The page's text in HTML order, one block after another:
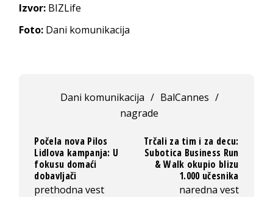
Izvor: BIZLife
Foto: Dani komunikacija
Dani komunikacija / BalCannes /
nagrade
Počela nova Pilos
Lidlova kampanja: U
fokusu domaći
dobavljači
prethodna vest
Trčali za tim i za decu:
Subotica Business Run
& Walk okupio blizu
1.000 učesnika
naredna vest